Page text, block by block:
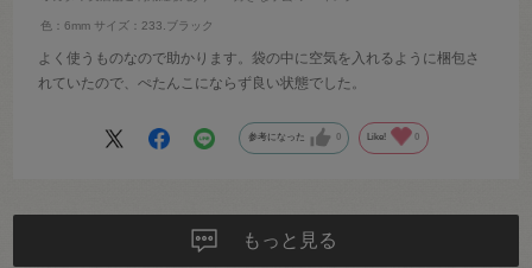
色：6mm サイズ：233.ブラック
よく使うものなので助かります。袋の中に空気を入れるように梱包さ
れていたので、ぺたんこにならず良い状態でした。
参考になった 0 Like! 0
もっと見る